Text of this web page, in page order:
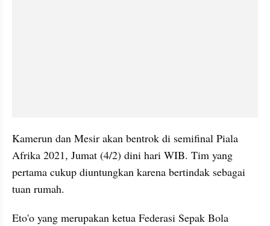
Kamerun dan Mesir akan bentrok di semifinal Piala
Afrika 2021, Jumat (4/2) dini hari WIB. Tim yang
pertama cukup diuntungkan karena bertindak sebagai
tuan rumah.
Eto'o yang merupakan ketua Federasi Sepak Bola